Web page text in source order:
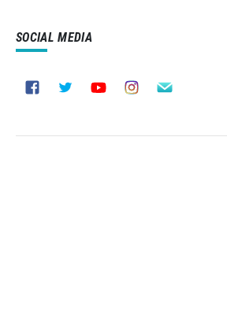
SOCIAL MEDIA